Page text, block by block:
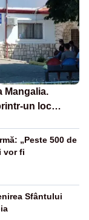
Mangalia.
un loc
„Peste 500 de
vor fi
Sfântului